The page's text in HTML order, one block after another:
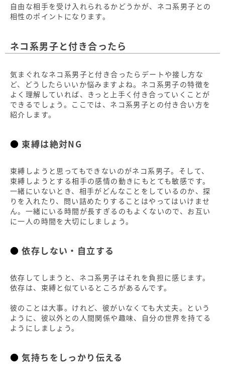
自由な相手を受け入れられるかどうかが、ネコ系男子との
相性のポイントになります。
ネコ系男子と付き合ったら
気まぐれなネコ系男子と付き合ったらデートや接し方な
ど、どうしたらいいか悩みますよね。ネコ系男子の特徴を
よく理解していれば、きっと上手く付き合っていくことが
できるでしょう。ここでは、ネコ系男子との付き合い方を
紹介します。
束縛は絶対NG
束縛しようと思ってもできないのがネコ系男子。そして、
束縛しようとする相手の感情の動きにもとても敏感です。
一緒にいないとき、相手がどんなことをしているのか、探
りを入れたり、問い詰めたりすることはやってはいけませ
ん。一緒にいる時間が長すぎるのもよくないので、お互い
に一人の時間を大切にしましょう。
依存しない・自立する
依存してしまうと、ネコ系男子はそれを負担に感じます。
依存は、束縛と似ているところがあるんです。
彼のことは大事。けれど、彼がいなくても大丈夫。という
ように、彼以外との人間関係や趣味、自分の世界を持てる
ようにしましょう。
気持ちをしっかり伝える